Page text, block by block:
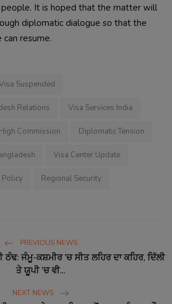
It is hoped that the matter will
diplomatic dialogue so that the
resume.
Suspended
Relations Visa Services India
Commission Diplomatic Tension
Visa Center Update
Policy Regional Security
PREVIOUS NEWS
ਠੰਢ: ਜੰਮੂ-ਕਸ਼ਮੀਰ 'ਚ ਸੀਤ ਲਹਿਰ ਦਾ ਕਹਿਰ, ਦਿੱਲੀ
ਤੇ ਯੂਪੀ 'ਚ ਵੀ...
NEXT NEWS